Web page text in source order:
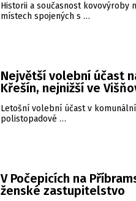
Historii a současnost kovovýroby
místech spojených s …
Největší volební účast
Křešín, nejnižší ve
Letošní volební účast v
polistopadové …
V Počepicích na
ženské zastupitelstvo